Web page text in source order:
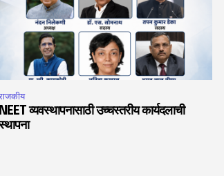
NEET व्यवस्थापनासाठी उच्चस्तरीय कार्यदलाची